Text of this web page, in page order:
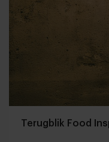
Terugblik Food